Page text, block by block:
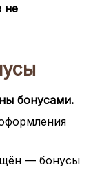
не
бонусами.
— бонусы